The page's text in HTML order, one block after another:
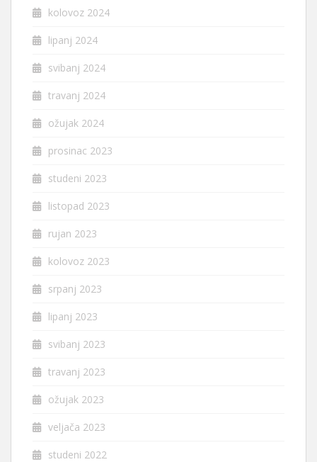
kolovoz 2024
lipanj 2024
svibanj 2024
travanj 2024
ožujak 2024
prosinac 2023
studeni 2023
listopad 2023
rujan 2023
kolovoz 2023
srpanj 2023
lipanj 2023
svibanj 2023
travanj 2023
ožujak 2023
veljača 2023
studeni 2022